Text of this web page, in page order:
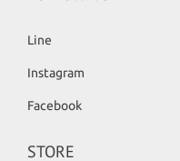
Line
Instagram
Facebook
STORE